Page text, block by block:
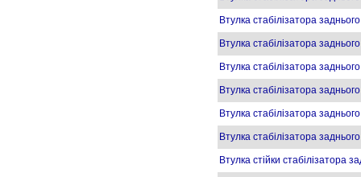
Втулка стабілізатора
Втулка стабілізатора
Втулка стабілізатора
Втулка стабілізатора
Втулка стабілізатора
Втулка стабілізатора
Втулка стійки стабілізатора